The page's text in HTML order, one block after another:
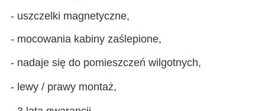
- uszczelki magnetyczne,
- mocowania kabiny zaślepione,
- nadaje się do pomieszczeń wilgotnych,
- lewy / prawy montaż,